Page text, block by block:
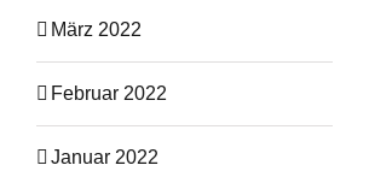
März 2022
Februar 2022
Januar 2022